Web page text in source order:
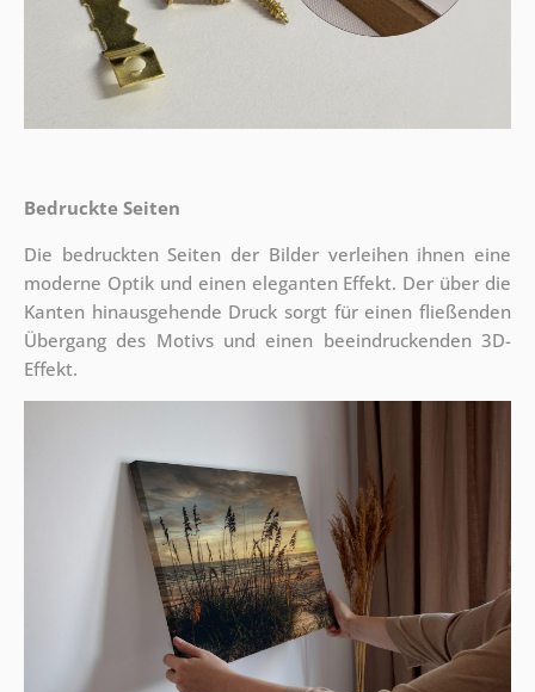
Bedruckte Seiten
Die bedruckten Seiten der Bilder verleihen ihnen eine
moderne Optik und einen eleganten Effekt. Der über die
Kanten hinausgehende Druck sorgt für einen fließenden
Übergang des Motivs und einen beeindruckenden 3D-
Effekt.